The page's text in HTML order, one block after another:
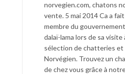
norvegien.com, chatons
vente. 5 mai 2014 Ca a
membre du
dalaï-lama lors de sa
sélection de chatteries et
Norvégien. Trouvez un
de chez vous grâce à